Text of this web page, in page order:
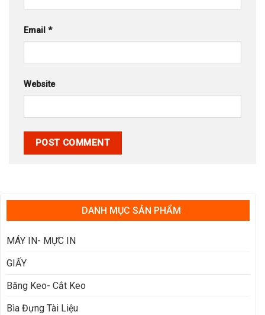
Email *
Website
DANH MỤC SẢN PHẨM
MÁY IN- MỰC IN
GIẤY
Băng Keo- Cắt Keo
Bìa Đựng Tài Liệu